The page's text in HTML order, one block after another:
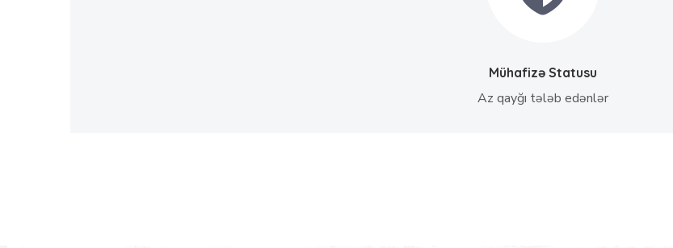
Mühafizə Statusu
Az qayğı tələb edənlər